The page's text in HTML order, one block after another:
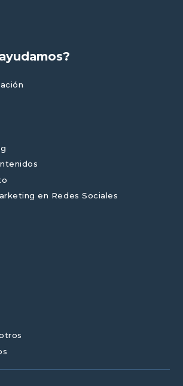
en Redes Sociales